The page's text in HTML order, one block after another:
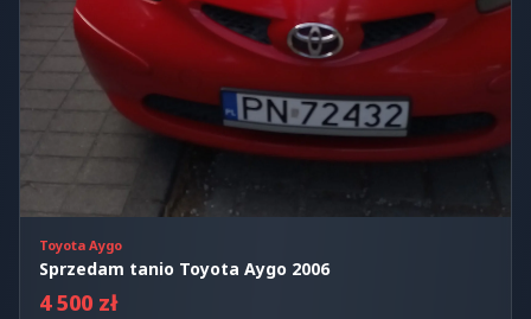
Toyota Aygo
Sprzedam tanio Toyota Aygo 2006
4 500 zł